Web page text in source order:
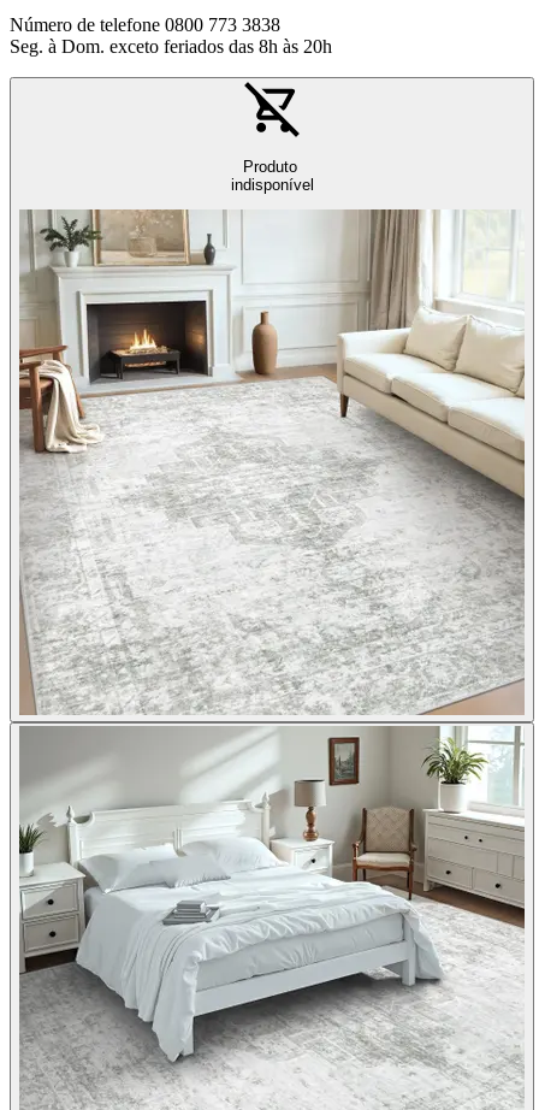
Número de telefone 0800 773 3838
Seg. à Dom. exceto feriados das 8h às 20h
Produto
indisponível